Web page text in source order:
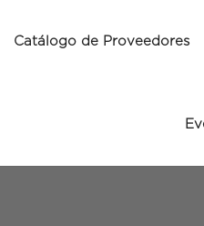
Catálogo de Proveedores